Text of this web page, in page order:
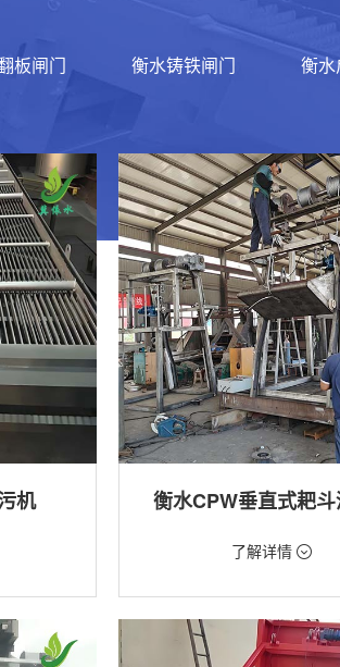
板闸门 衡水铸铁闸门 衡
机
厂,给排水
衡水CPW垂直式耙
价格：5268元/台了解详情